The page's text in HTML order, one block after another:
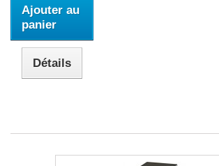
Ajouter au
panier
Détails